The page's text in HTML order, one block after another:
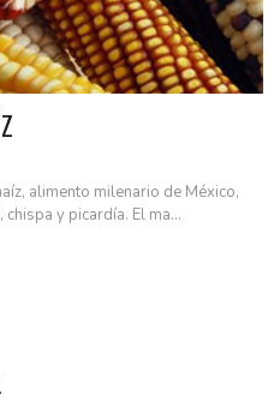
alimento milenario de México,
y picardía. El ma...